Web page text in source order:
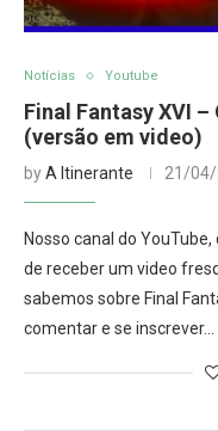
Notícias Youtube
Final Fantasy XVI
(versão em video)
byA Itinerante 21/04/
Nosso canal do
de receber um video
sabemos sobre Final
comentar e se inscrever…